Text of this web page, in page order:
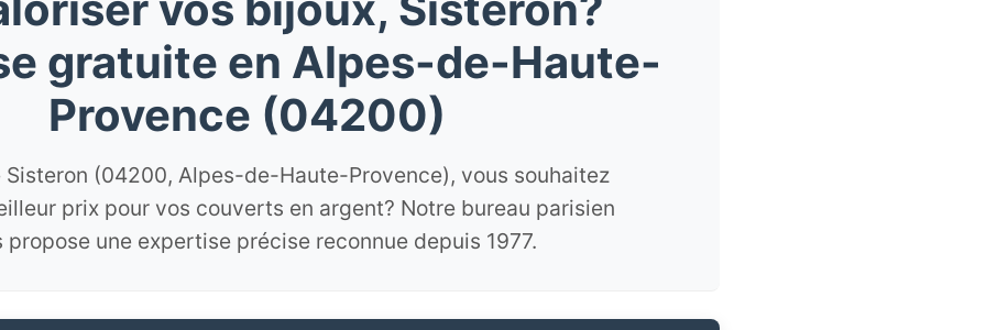
gratuite en Alpes-de-Haute-
Provence (04200)
Sisteron (04200, Alpes-de-Haute-Provence), vous souhaitez
prix pour vos couverts en argent? Notre bureau parisien
propose une expertise précise reconnue depuis 1977.